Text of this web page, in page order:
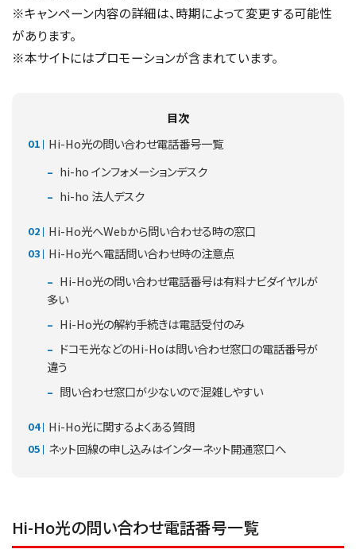
※キャンペーン内容の詳細は、時期によって変更する可能性
があります。
※本サイトにはプロモーションが含まれています。
目次
Hi-Ho光の問い合わせ電話番号一覧
hi-ho インフォメーションデスク
hi-ho 法人デスク
Hi-Ho光へWebから問い合わせる時の窓口
Hi-Ho光へ電話問い合わせ時の注意点
Hi-Ho光の問い合わせ電話番号は有料ナビダイヤルが
多い
Hi-Ho光の解約手続きは電話受付のみ
ドコモ光などのHi-Hoは問い合わせ窓口の電話番号が
違う
問い合わせ窓口が少ないので混雑しやすい
Hi-Ho光に関するよくある質問
ネット回線の申し込みはインターネット開通窓口へ
Hi-Ho光の問い合わせ電話番号一覧